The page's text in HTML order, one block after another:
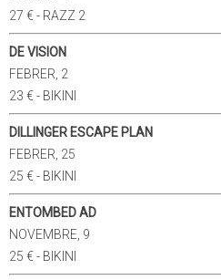
27 € - RAZZ 2
DE VISION
FEBRER, 2
23 € - BIKINI
DILLINGER ESCAPE PLAN
FEBRER, 25
25 € - BIKINI
ENTOMBED AD
NOVEMBRE, 9
25 € - BIKINI